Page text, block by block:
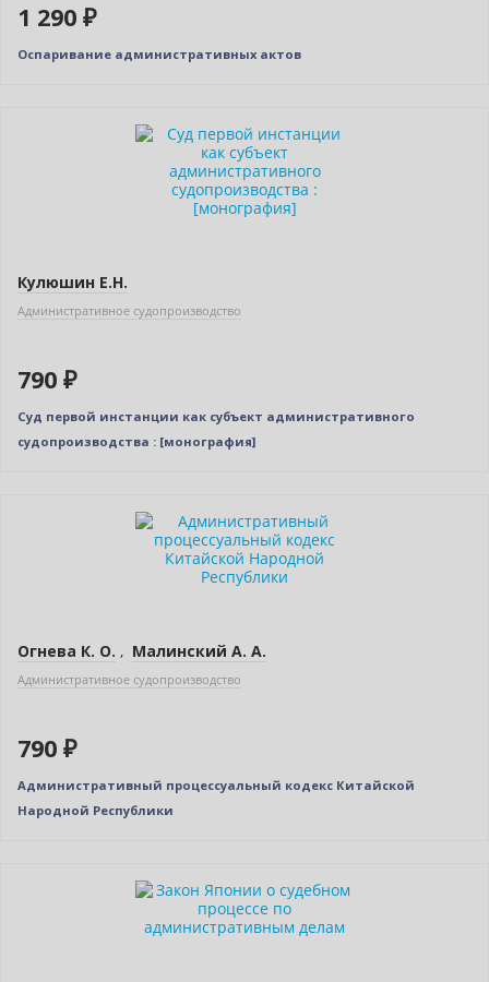
1 290 ₽
Оспаривание административных актов
Кулюшин Е.Н.
Административное судопроизводство
790 ₽
Суд первой инстанции как субъект административного
судопроизводства : [монография]
Огнева К. О. , Малинский А. А.
Административное судопроизводство
790 ₽
Административный процессуальный кодекс Китайской
Народной Республики